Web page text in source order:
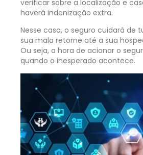
verificar sobre a localização e
haverá indenização extra.
Nesse caso, o seguro cuidará de
sua mala retorne até a sua
Ou seja, a hora de acionar o
quando o inesperado acontece.